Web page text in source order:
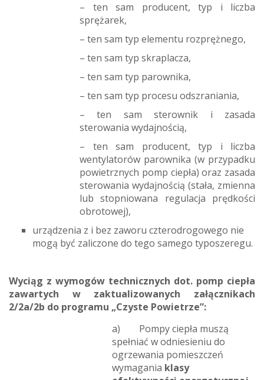
– ten sam producent, typ i liczba
sprężarek,
– ten sam typ elementu rozprężnego,
– ten sam typ skraplacza,
– ten sam typ parownika,
– ten sam typ procesu odszraniania,
– ten sam sterownik i zasada
sterowania wydajnością,
– ten sam producent, typ i liczba
wentylatorów parownika (w przypadku
powietrznych pomp ciepła) oraz zasada
sterowania wydajnością (stała, zmienna
lub stopniowana regulacja prędkości
obrotowej),
urządzenia z i bez zaworu czterodrogowego nie
mogą być zaliczone do tego samego typoszeregu.
Wyciąg z wymogów technicznych dot. pomp ciepła
zawartych w zaktualizowanych załącznikach
2/2a/2b do programu „Czyste Powietrze”:
a) Pompy ciepła muszą
spełniać w odniesieniu do
ogrzewania pomieszczeń
wymagania klasy